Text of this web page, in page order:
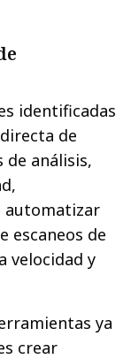
identificadas
de
de análisis,
automatizar
escaneos de
velocidad y
ya
crear